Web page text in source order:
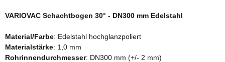
VARIOVAC Schachtbogen 30° - DN300 mm Edelstahl
Material/Farbe: Edelstahl hochglanzpoliert
Materialstärke: 1,0 mm
Rohrinnendurchmesser: DN300 mm (+/- 2 mm)